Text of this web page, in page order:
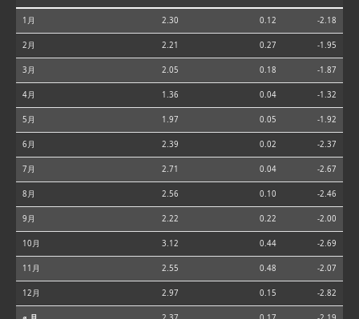
1月 2.30 0.12 -2.18
2月 2.21 0.27 -1.95
3月 2.05 0.18 -1.87
4月 1.36 0.04 -1.32
5月 1.97 0.05 -1.92
6月 2.39 0.02 -2.37
7月 2.71 0.04 -2.67
8月 2.56 0.10 -2.46
9月 2.22 0.22 -2.00
10月 3.12 0.44 -2.69
11月 2.55 0.48 -2.07
12月 2.97 0.15 -2.82